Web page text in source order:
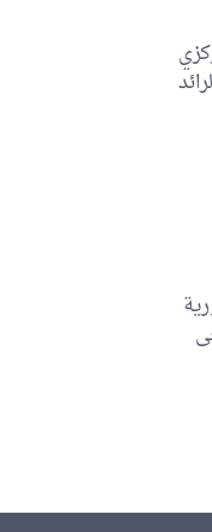
بالرائد
35-2016 المُلغى